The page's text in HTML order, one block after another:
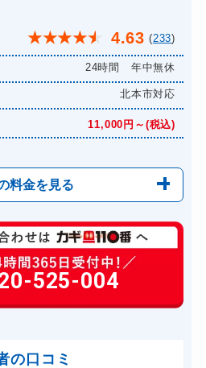
★★★★★ 4.63 (233)
24時間 年中無休
北本市対応
11,000円～(税込)
料金を見る
6,600円～(税込)
14,300円～(税込)
13,200円～(税込)
525-004
の口コミ